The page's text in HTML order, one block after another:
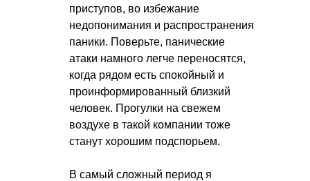
приступов, во избежание
недопонимания и распространения
паники. Поверьте, панические
атаки намного легче переносятся,
когда рядом есть спокойный и
проинформированный близкий
человек. Прогулки на свежем
воздухе в такой компании тоже
станут хорошим подспорьем.
В самый сложный период я